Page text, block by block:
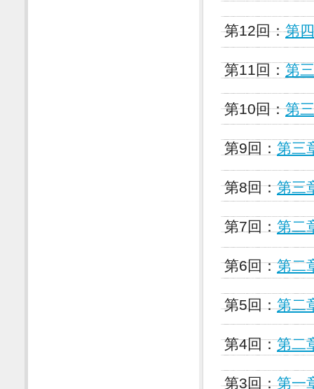
第12回：第
第11回： 第
第10回：第
第9回： 第三
第8回：第三
第7回： 第二
第6回：第二
第5回：第二
第4回：第二
第3回：第一